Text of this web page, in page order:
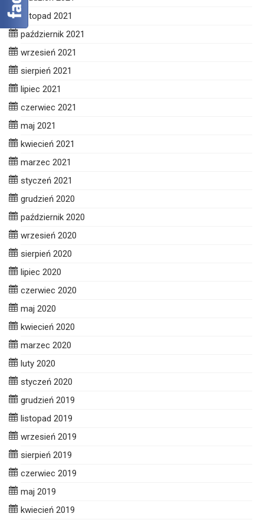
listopad 2021
październik 2021
wrzesień 2021
sierpień 2021
lipiec 2021
czerwiec 2021
maj 2021
kwiecień 2021
marzec 2021
styczeń 2021
grudzień 2020
październik 2020
wrzesień 2020
sierpień 2020
lipiec 2020
czerwiec 2020
maj 2020
kwiecień 2020
marzec 2020
luty 2020
styczeń 2020
grudzień 2019
listopad 2019
wrzesień 2019
sierpień 2019
czerwiec 2019
maj 2019
kwiecień 2019